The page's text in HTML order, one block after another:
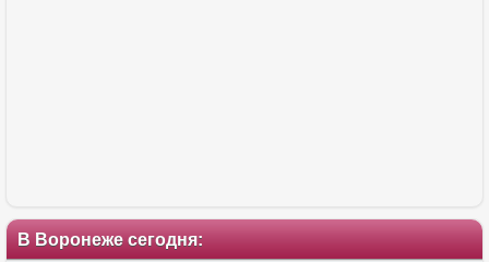
В Воронеже сегодня: